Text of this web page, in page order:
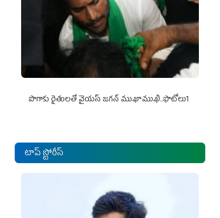
పొగాకు రైతుల‌తో వైయ‌స్ జ‌గ‌న్ ముఖాముఖి..ఫొటోలు1
టాప్ స్టోరీస్